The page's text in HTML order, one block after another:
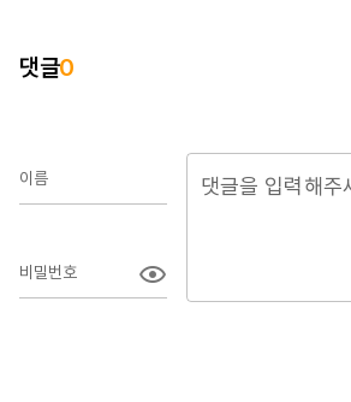
댓글0
이름
비밀번호